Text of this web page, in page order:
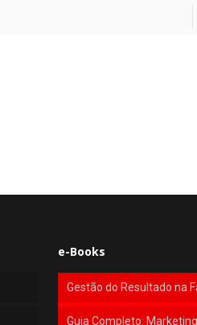
e-Books
Gestão do Resultado na
Guia Completo: